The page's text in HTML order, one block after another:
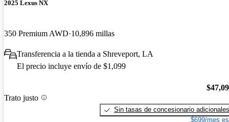
2025 Lexus NX
350 Premium AWD 10,896 millas
Transferencia a la tienda a Shreveport, LA
El precio incluye envío de $1,099
Trato justo
Sin tasas de concesionario adicionales
$699/mes